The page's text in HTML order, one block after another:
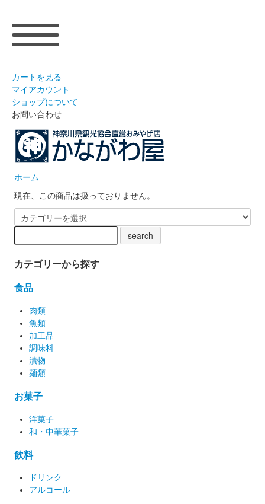
カートを見る
マイアカウント
ショップについて
お問い合わせ
ホーム
現在、この商品は扱っておりません。
カテゴリーから探す
食品
肉類
魚類
加工品
調味料
漬物
麺類
お菓子
洋菓子
和・中華菓子
飲料
ドリンク
アルコール